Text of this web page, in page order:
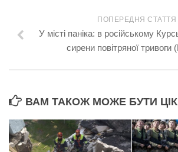
ПОПЕРЕДНЯ СТАТТЯ
У місті паніка: в російському
сирени повітряної тривоги
ВАМ ТАКОЖ МОЖЕ БУТИ